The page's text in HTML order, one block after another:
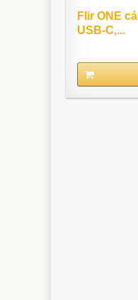
Flir ONE
USB-C,...